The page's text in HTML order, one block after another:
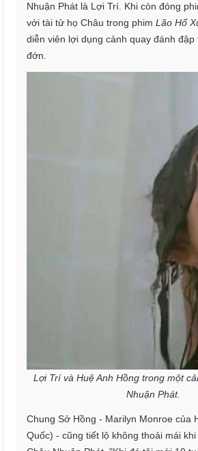
Nhuận Phát là Lợi Trí. Khi còn đóng
với tài tử họ Châu trong phimLão Hổ
diễn viên lợi dụng cảnh quay đánh
đớn.
Lợi Trí và Huệ Anh Hồng trong một
Nhuận Phát.
Chung Sở Hồng - Marilyn Monroe của
Quốc) - cũng tiết lộ không thoải mái